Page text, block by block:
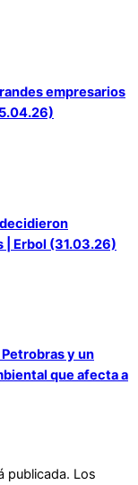
empresarios
| Erbol (31.03.26)
y un
que afecta a
publicada. Los